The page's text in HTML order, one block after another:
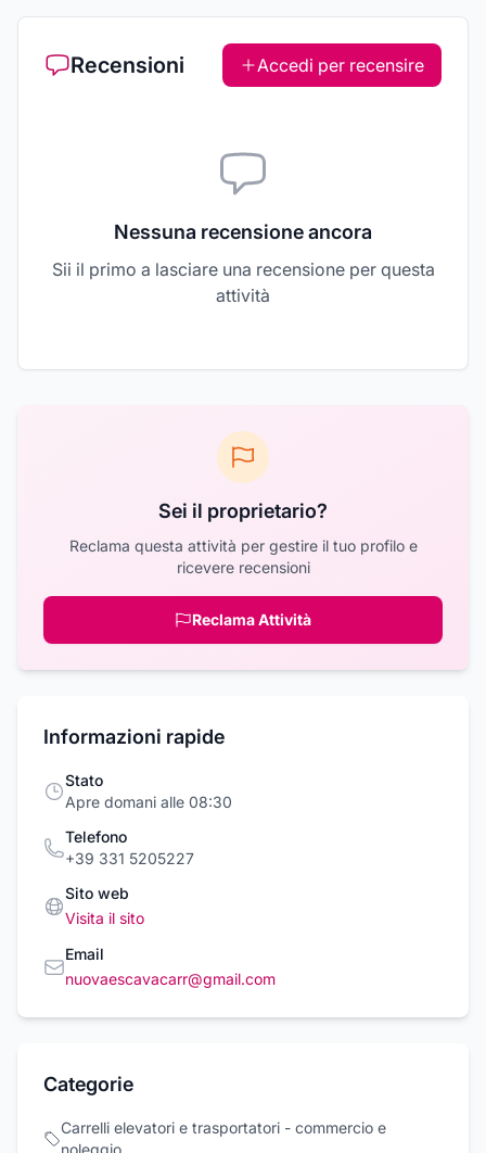
Recensioni Accedi per recensire
Nessuna recensione ancora
Sii il primo a lasciare una recensione per questa
attività
Sei il proprietario?
Reclama questa attività per gestire il tuo profilo e
ricevere recensioni
Reclama Attività
Informazioni rapide
Stato
Apre domani alle 08:30
Telefono
+39 331 5205227
Sito web
Visita il sito
Email
nuovaescavacarr@gmail.com
Categorie
Carrelli elevatori e trasportatori - commercio e
noleggio